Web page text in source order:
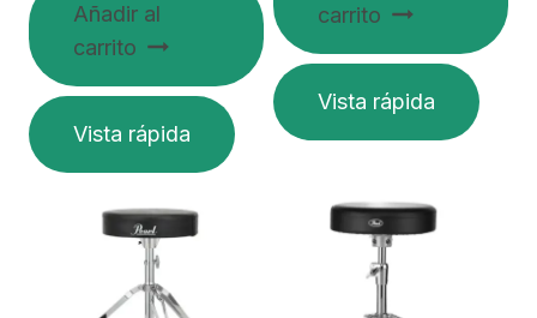
Añadir al
carrito
Vista rápida
carrito
Vista rápida